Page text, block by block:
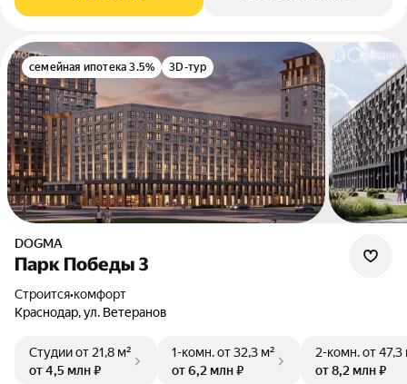
семейная ипотека 3.5% 3D-тур
DOGMA
Парк Победы 3
Строится•комфорт
Краснодар, ул. Ветеранов
Студииот 21,8 м²
от 4,5 млн ₽
1-комн.от 32,3 м²
от 6,2 млн ₽
2-комн.от 47,3
от 8,2 млн ₽